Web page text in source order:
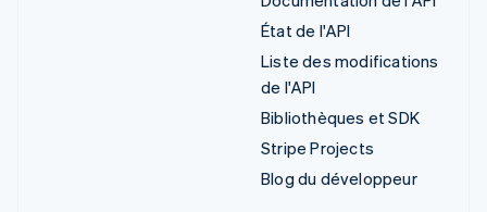
État de l'API
Liste des modifications
de l'API
Bibliothèques et SDK
Stripe Projects
Blog du développeur